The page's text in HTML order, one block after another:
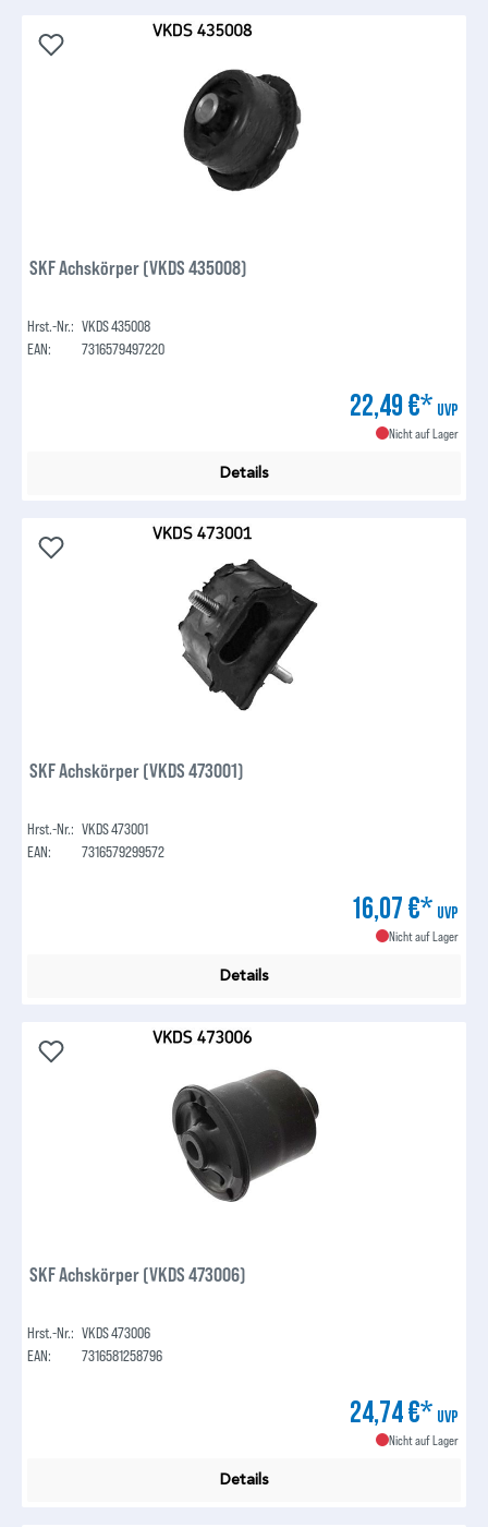
SKF Achskörper (VKDS 435008)
Hrst.-Nr.: VKDS 435008
EAN:
7316579497220
22,49 €* UVP
Nicht auf Lager
Details
SKF Achskörper (VKDS 473001)
Hrst.-Nr.: VKDS 473001
EAN:
7316579299572
16,07 €* UVP
Nicht auf Lager
Details
SKF Achskörper (VKDS 473006)
Hrst.-Nr.: VKDS 473006
EAN:
7316581258796
24,74 €* UVP
Nicht auf Lager
Details